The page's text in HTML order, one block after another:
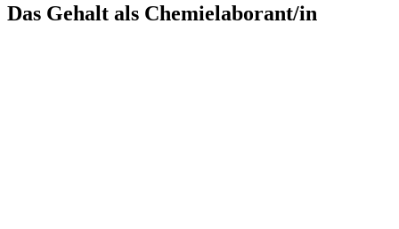
Das Gehalt als Chemielaborant/in